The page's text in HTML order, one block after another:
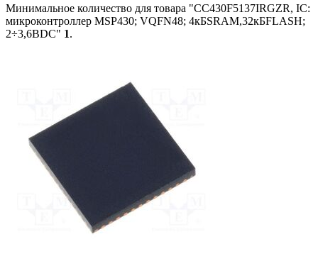
Минимальное количество для товара "CC430F5137IRGZR, IC:
микроконтроллер MSP430; VQFN48; 4кБSRAM,32кБFLASH;
2÷3,6ВDC" 1.